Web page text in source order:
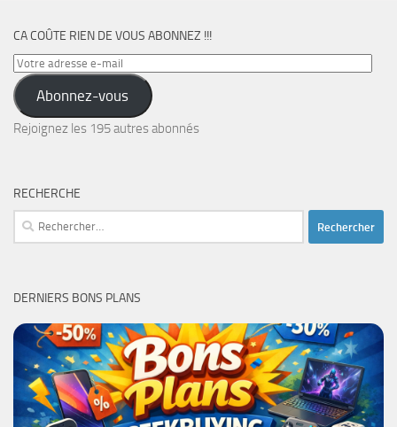
CA COÛTE RIEN DE VOUS ABONNEZ !!!
Votre
adresse
e-
mail
Abonnez-vous
Rejoignez les 195 autres abonnés
RECHERCHE
Rechercher :
DERNIERS BONS PLANS